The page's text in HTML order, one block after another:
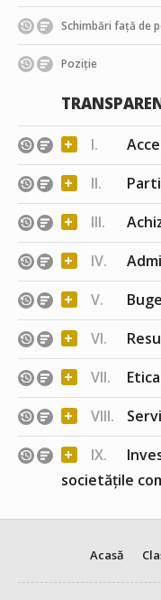
Schimbări față de
Poziție
+
I.
+ II.
+ III.
+ IV.
+ V.
+ VI.
+ VII.
+ VIII.
+ IX.
societățile
Acasă